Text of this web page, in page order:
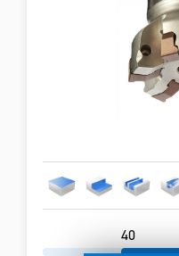
40